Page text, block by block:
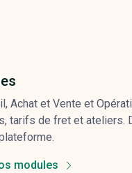
Achat et Vente et
tarifs de fret et ateliers.
modules